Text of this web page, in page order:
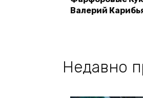
Валерий
Недавно